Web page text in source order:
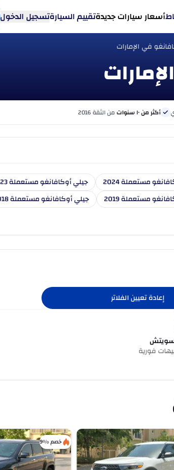
أسعار سيارات جديدةتقييم السيارةتسجيل الدخول
في الإمارات
أكثر من ١٠ سنوات من الثقة 2016
مستعملة 2024
جيلي أوكافانغو مستعملة 2023
مستعملة 2019
جيلي أوكافانغو مستعملة 2018
إعادة تعيين الفلاتر
فورية
خصم %9